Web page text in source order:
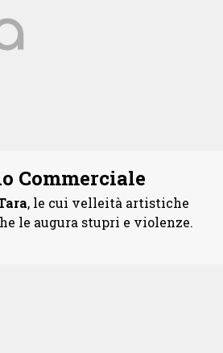
Commerciale
, le cui velleità artistiche
le augura stupri e violenze.